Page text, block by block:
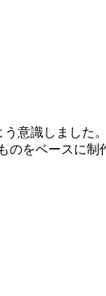
意識しました。
をベースに制